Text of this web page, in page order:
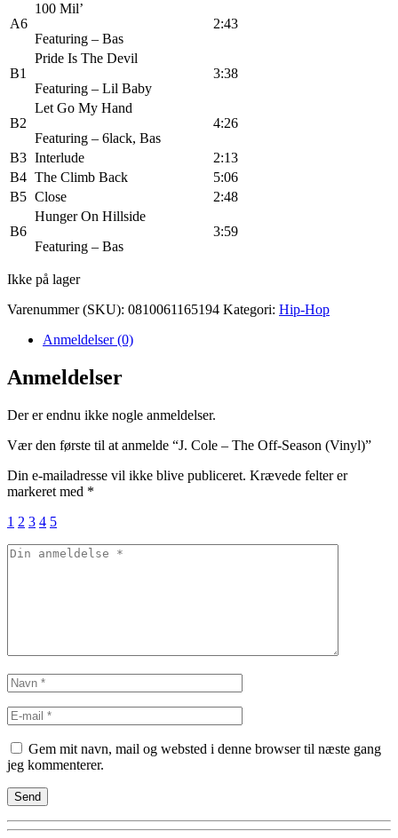
A6
100 Mil’
Featuring – Bas
2:43
B1
Pride Is The Devil
Featuring – Lil Baby
3:38
B2
Let Go My Hand
Featuring – 6lack, Bas
4:26
B3 Interlude
2:13
B4 The Climb Back
5:06
B5 Close 2:48
B6
Hunger On Hillside
Featuring – Bas
3:59
Ikke på lager
Varenummer (SKU): 0810061165194 Kategori: Hip-Hop
Anmeldelser (0)
Anmeldelser
Der er endnu ikke nogle anmeldelser.
Vær den første til at anmelde “J. Cole – The Off-Season (Vinyl)”
Din e-mailadresse vil ikke blive publiceret. Krævede felter er
markeret med *
1 2 3 4 5
Gem mit navn, mail og websted i denne browser til næste gang
jeg kommenterer.